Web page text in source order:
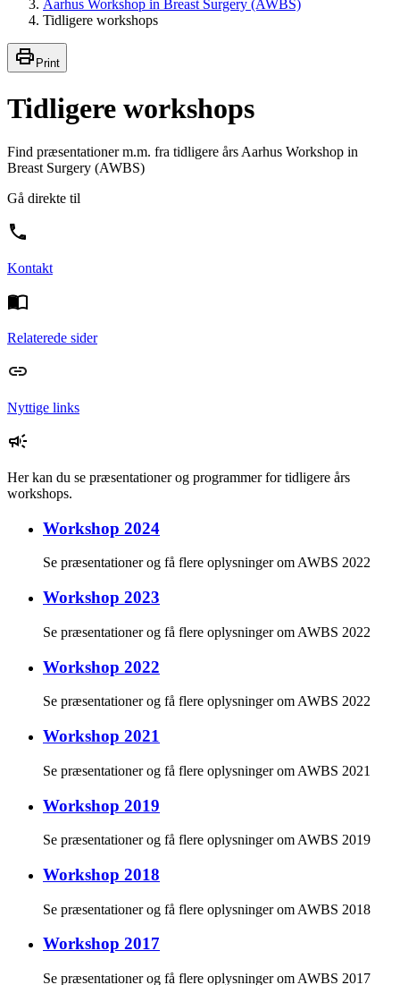
Aarhus Workshop in Breast Surgery (AWBS)
Tidligere workshops
Print
Tidligere workshops
Find præsentationer m.m. fra tidligere års Aarhus Workshop in
Breast Surgery (AWBS)
Gå direkte til
Kontakt
Relaterede sider
Nyttige links
Her kan du se præsentationer og programmer for tidligere års
workshops.
Workshop 2024
Se præsentationer og få flere oplysninger om AWBS 2022
Workshop 2023
Se præsentationer og få flere oplysninger om AWBS 2022
Workshop 2022
Se præsentationer og få flere oplysninger om AWBS 2022
Workshop 2021
Se præsentationer og få flere oplysninger om AWBS 2021
Workshop 2019
Se præsentationer og få flere oplysninger om AWBS 2019
Workshop 2018
Se præsentationer og få flere oplysninger om AWBS 2018
Workshop 2017
Se præsentationer og få flere oplysninger om AWBS 2017